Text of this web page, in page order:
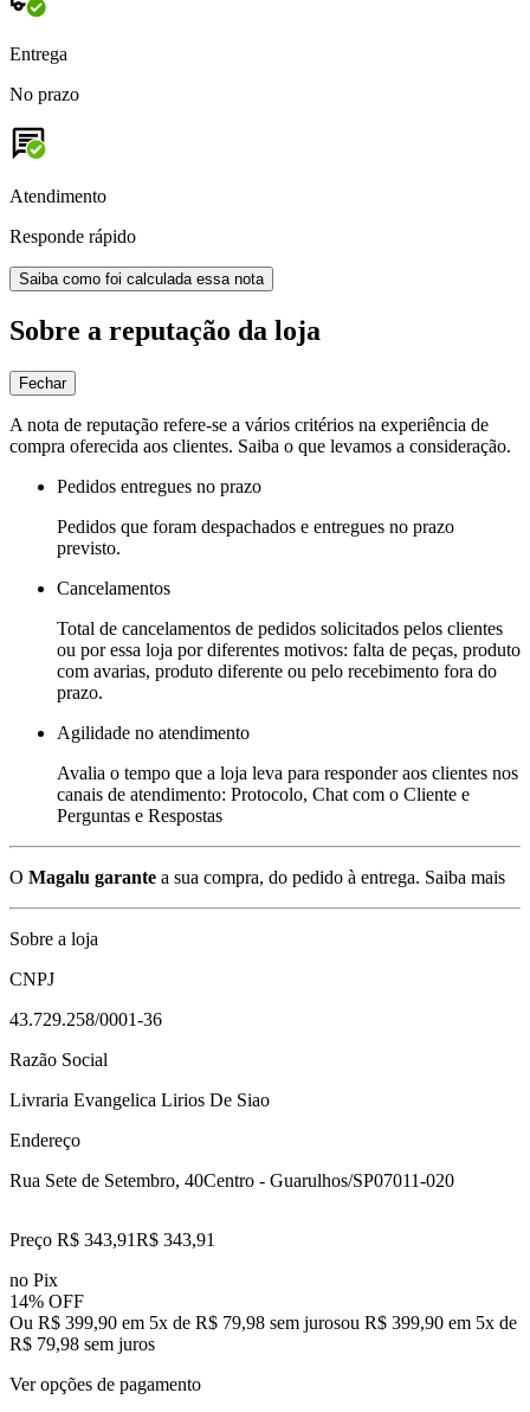
Entrega
No prazo
Atendimento
Responde rápido
Saiba como foi calculada essa nota
Sobre a reputação da loja
Fechar
A nota de reputação refere-se a vários critérios na experiência de
compra oferecida aos clientes. Saiba o que levamos a consideração.
Pedidos entregues no prazo
Pedidos que foram despachados e entregues no prazo
previsto.
Cancelamentos
Total de cancelamentos de pedidos solicitados pelos clientes
ou por essa loja por diferentes motivos: falta de peças, produto
com avarias, produto diferente ou pelo recebimento fora do
prazo.
Agilidade no atendimento
Avalia o tempo que a loja leva para responder aos clientes nos
canais de atendimento: Protocolo, Chat com o Cliente e
Perguntas e Respostas
O Magalu garante a sua compra, do pedido à entrega. Saiba mais
Sobre a loja
CNPJ
43.729.258/0001-36
Razão Social
Livraria Evangelica Lirios De Siao
Endereço
Rua Sete de Setembro, 40Centro - Guarulhos/SP07011-020
Preço R$ 343,91R$ 343,91
no Pix
14% OFF
Ou R$ 399,90 em 5x de R$ 79,98 sem jurosou R$ 399,90 em 5x de
R$ 79,98 sem juros
Ver opções de pagamento